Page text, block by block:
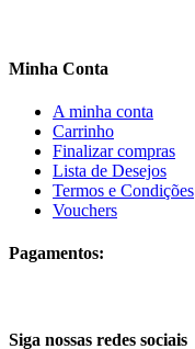
Minha Conta
A minha conta
Carrinho
Finalizar compras
Lista de Desejos
Termos e Condições
Vouchers
Pagamentos:
Siga nossas redes sociais